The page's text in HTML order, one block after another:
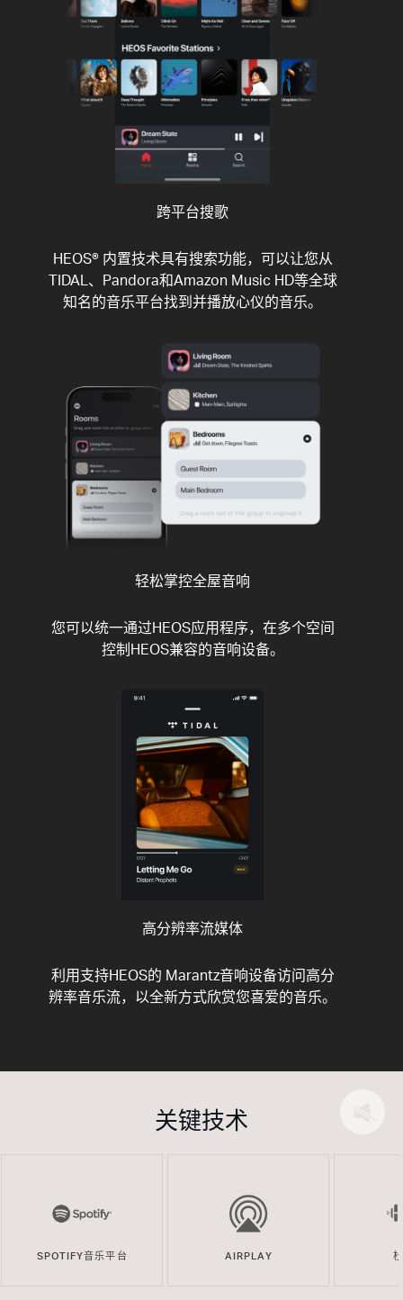
跨平台搜歌
HEOS® 内置技术具有搜索功能，可以让您从
TIDAL、Pandora和Amazon Music HD等全球
知名的音乐平台找到并播放心仪的音乐。
轻松掌控全屋音响
您可以统一通过HEOS应用程序，在多个空间
控制HEOS兼容的音响设备。
高分辨率流媒体
利用支持HEOS的 Marantz音响设备访问高分
辨率音乐流，以全新方式欣赏您喜爱的音乐。
关键技术
SPOTIFY音乐平台 AIRPLAY